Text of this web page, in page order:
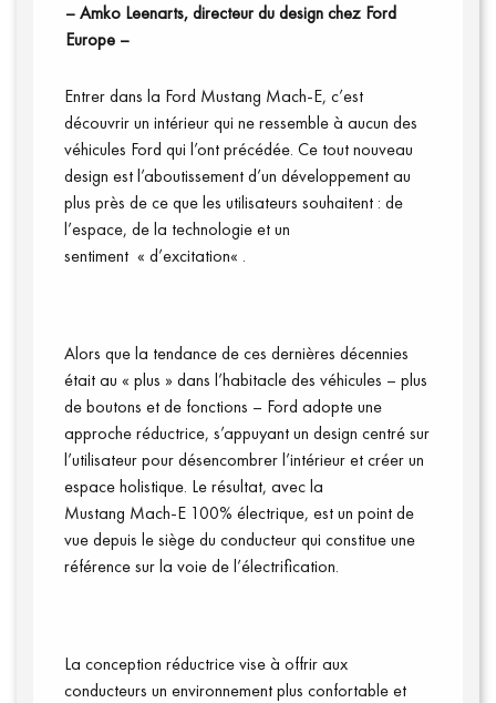
Vidéos
–Amko Leenarts, directeur du design chez Ford
Europe –
Entrer dans la Ford Mustang Mach-E, c’est
découvrir un intérieur qui ne ressemble à aucun des
véhicules Ford qui l’ont précédée. Ce tout nouveau
design est l’aboutissement d’un développement au
plus près de ce que les utilisateurs souhaitent : de
l’espace, de la technologie etun
sentiment « d’excitation« .
Alors que la tendance de ces dernières décennies
était au « plus » dans l’habitacledes véhicules – plus
de boutons etde fonctions – Ford adopte une
approche réductrice, s’appuyantun design centré sur
l’utilisateurpour désencombrer l’intérieur et créer un
espace holistique. Le résultat, avec la
Mustang Mach-E 100% électrique, est un point de
vue depuis le siège du conducteur qui constitue une
référence sur la voie de l’électrification.
La conception réductrice vise à offrir aux
conducteurs un environnement plus confortable et